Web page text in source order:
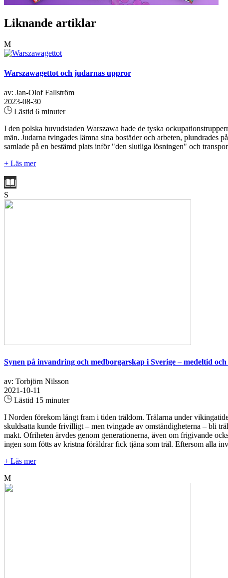
Liknande artiklar
M
Warszawagettot och judarnas uppror
av: Jan-Olof Fallström
2023-08-30
Lästid 6 minuter
I den polska huvudstaden Warszawa hade de tyska
män. Judarna tvingades lämna sina bostäder och arbeten, plundrades
samlade på en bestämd plats inför "den slutliga lösningen" och
+ Läs mer
S
Synen på invandring och medborgarskap i Sverige – medeltid
av: Torbjörn Nilsson
2021-10-11
Lästid 15 minuter
I Norden förekom långt fram i tiden träldom. Trälarna under
skuldsatta kunde frivilligt – men tvingade av omständigheterna – bli
makt. Ofriheten ärvdes genom generationerna, även om frigivande
ingen som fötts av kristna föräldrar fick tjäna som träl. Eftersom alla
+ Läs mer
M